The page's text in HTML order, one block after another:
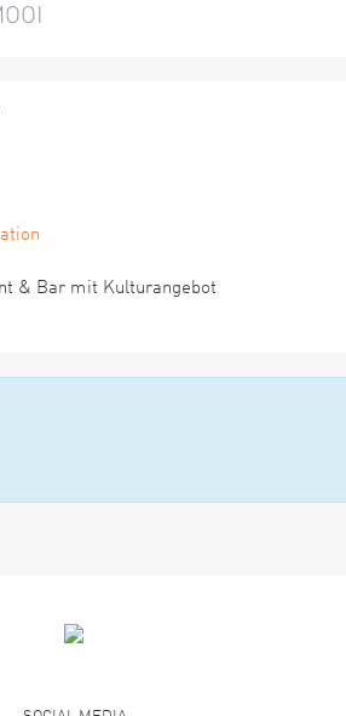
& Bar mit Kulturangebot